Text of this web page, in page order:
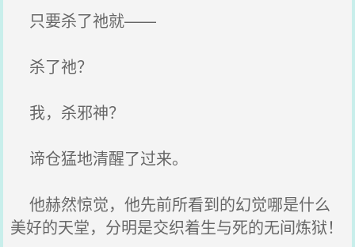
只要杀了祂就——
杀了祂？
我，杀邪神？
谛仓猛地清醒了过来。
他赫然惊觉，他先前所看到的幻觉哪是什么
美好的天堂，分明是交织着生与死的无间炼狱！